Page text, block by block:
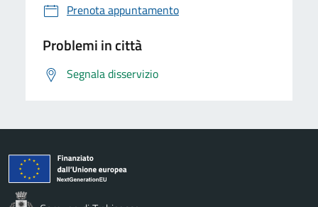
Prenota appuntamento
Problemi in città
Segnala disservizio